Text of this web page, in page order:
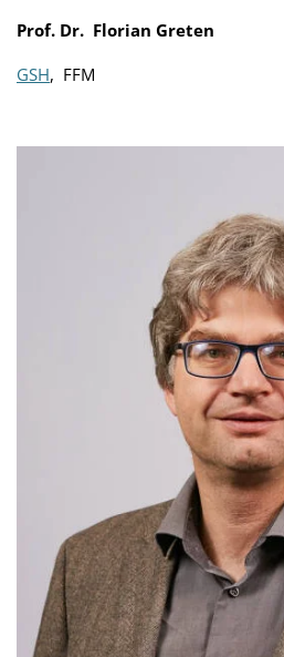
Prof. Dr. Florian Greten
GSH, FFM